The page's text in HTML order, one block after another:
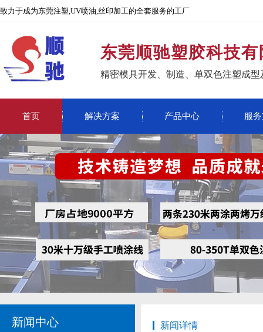
致力于成为东莞注塑,UV喷油,丝印加工的全套服务的工厂
东莞顺驰塑胶科技
精密模具开发、制造、单双色注塑成
首页 解决方案 产品中心 服
新闻中心 新闻详情